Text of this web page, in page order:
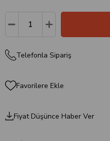
Telefonla Sipariş
Favorilere Ekle
Fiyat Düşünce Haber Ver